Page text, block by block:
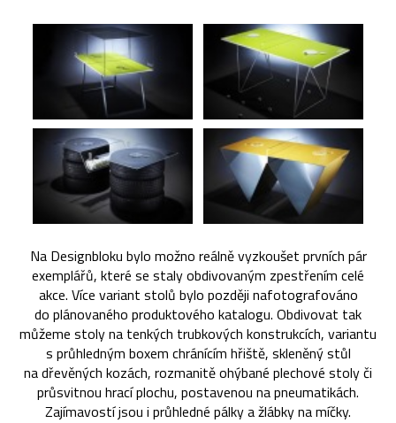
Na Designbloku bylo možno reálně vyzkoušet prvních pár
exemplářů, které se staly obdivovaným zpestřením celé
akce. Více variant stolů bylo později nafotografováno
do plánovaného produktového katalogu. Obdivovat tak
můžeme stoly na tenkých trubkových konstrukcích, variantu
s průhledným boxem chránícím hřiště, skleněný stůl
na dřevěných kozách, rozmanitě ohýbané plechové stoly či
průsvitnou hrací plochu, postavenou na pneumatikách.
Zajímavostí jsou i průhledné pálky a žlábky na míčky.